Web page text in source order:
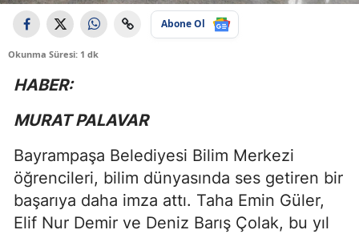
Abone Ol
Okunma Süresi: 1 dk
HABER:
MURAT PALAVAR
Bayrampaşa Belediyesi Bilim Merkezi
öğrencileri, bilim dünyasında ses getiren bir
başarıya daha imza attı. Taha Emin Güler,
Elif Nur Demir ve Deniz Barış Çolak, bu yıl